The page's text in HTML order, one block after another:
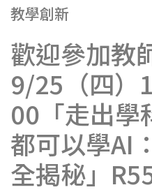
教學創新
歡迎參加教
9/25（四）
00「走出學
都可以學AI
全揭秘」